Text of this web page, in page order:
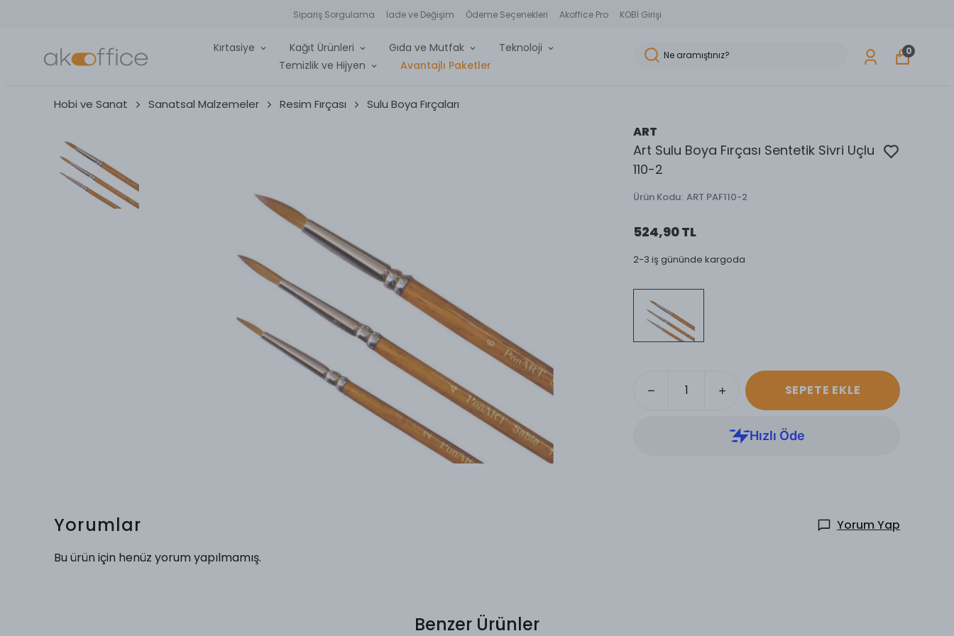
Sipariş Sorgulama İade ve Değişim Ödeme Seçenekleri Akoffice Pro KOBİ Girişi
Kırtasiye Kağıt Ürünleri Gıda ve Mutfak
Teknoloji
Temizlik ve Hijyen
Avantajlı Paketler
0
Hobi ve Sanat Sanatsal Malzemeler Resim Fırçası Sulu Boya Fırçaları
ART
Art Sulu Boya Fırçası Sentetik Sivri Uçlu
110-2
Ürün Kodu: ART PAF110-2
524,90 TL
2-3 iş gününde kargoda
SEPETE EKLE
Yorumlar
Yorum Yap
Bu ürün için henüz yorum yapılmamış.
Benzer Ürünler